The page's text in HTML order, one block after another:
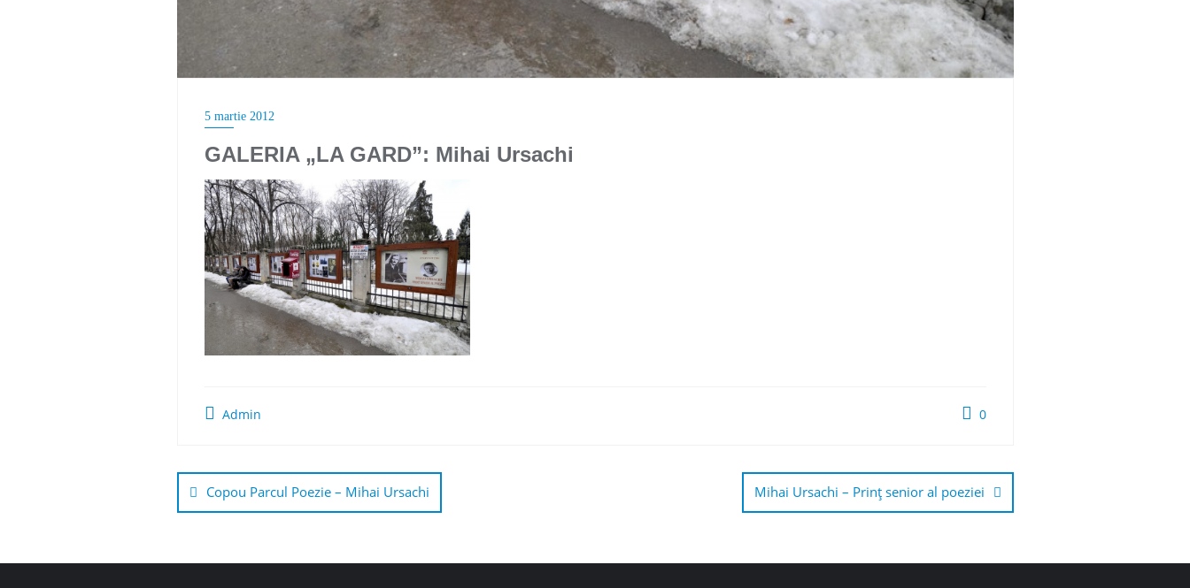
5 martie 2012
GALERIA „LA GARD”: Mihai Ursachi
Admin 0
Navigare
în Copou Parcul Poezie – Mihai Ursachi Mihai Ursachi – Prinţ senior al poeziei